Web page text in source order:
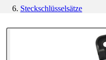
Steckschlüsselsätze